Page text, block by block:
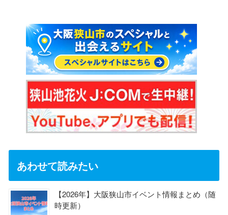
あわせて読みたい
【2026年】大阪狭山市イベント情報まとめ（随
時更新）